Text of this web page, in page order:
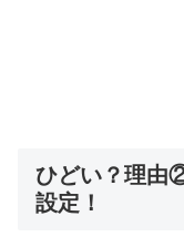
ひどい？理由
設定！